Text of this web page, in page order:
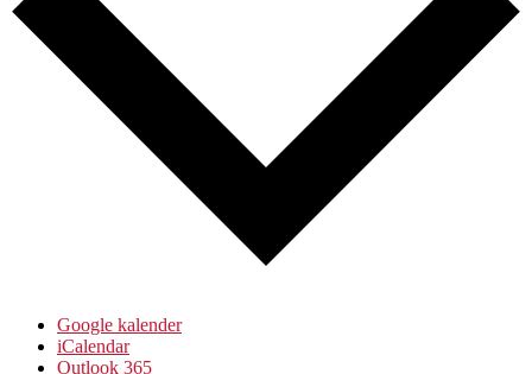
Google kalender
iCalendar
Outlook 365